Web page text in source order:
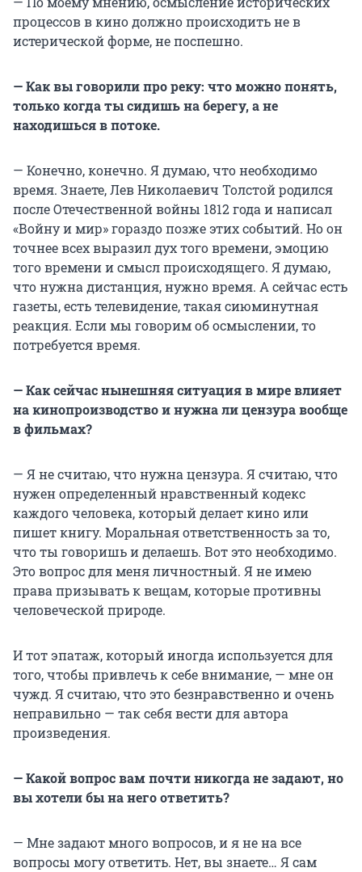
процессов в кино должно происходить не в
истерической форме, не поспешно.
— Как вы говорили про реку: что можно понять,
только когда ты сидишь на берегу, а не
находишься в потоке.
— Конечно, конечно. Я думаю, что необходимо
время. Знаете, Лев Николаевич Толстой родился
после Отечественной войны 1812 года и написал
«Войну и мир» гораздо позже этих событий. Но он
точнее всех выразил дух того времени, эмоцию
того времени и смысл происходящего. Я думаю,
что нужна дистанция, нужно время. А сейчас есть
газеты, есть телевидение, такая сиюминутная
реакция. Если мы говорим об осмыслении, то
потребуется время.
— Как сейчас нынешняя ситуация в мире влияет
на кинопроизводство и нужна ли цензура вообще
в фильмах?
— Я не считаю, что нужна цензура. Я считаю, что
нужен определенный нравственный кодекс
каждого человека, который делает кино или
пишет книгу. Моральная ответственность за то,
что ты говоришь и делаешь. Вот это необходимо.
Это вопрос для меня личностный. Я не имею
права призывать к вещам, которые противны
человеческой природе.
И тот эпатаж, который иногда используется для
того, чтобы привлечь к себе внимание, — мне он
чужд. Я считаю, что это безнравственно и очень
неправильно — так себя вести для автора
произведения.
— Какой вопрос вам почти никогда не задают, но
вы хотели бы на него ответить?
— Мне задают много вопросов, и я не на все
вопросы могу ответить. Нет, вы знаете… Я сам